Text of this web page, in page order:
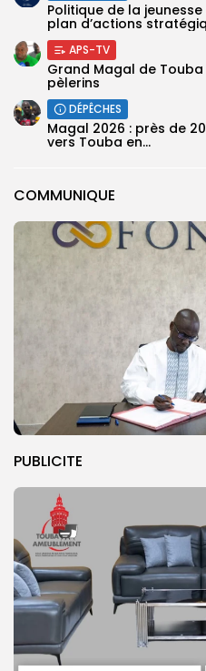
COMMUNIQUE
PUBLICITE
Politique de la jeunesse
plan d’actions
APS-TV
Grand Magal de Touba
pèlerins
DÉPÊCHES
Magal 2026 : près de
vers Touba en...